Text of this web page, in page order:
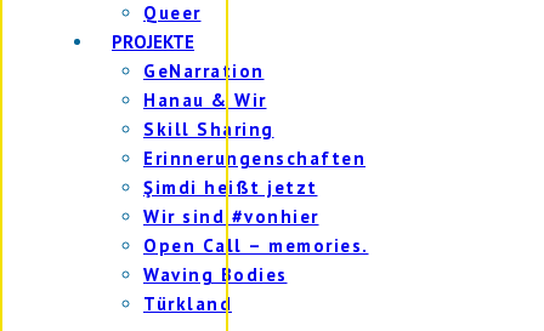
Queer
PROJEKTE
GeNarration
Hanau & Wir
Skill Sharing
Erinnerungenschaften
Şimdi heißt jetzt
Wir sind #vonhier
Open Call – memories.
Waving Bodies
Türkland